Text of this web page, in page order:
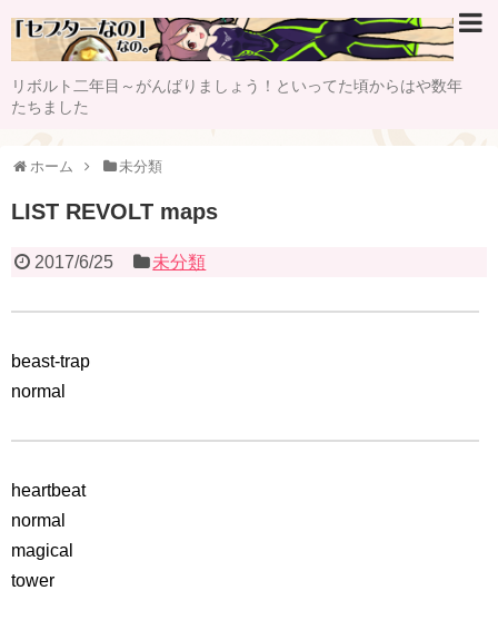
リボルト二年目～がんばりましょう！といってた頃からはや数年
たちました
ホーム 未分類
LIST REVOLT maps
2017/6/25 未分類
beast-trap
normal
heartbeat
normal
magical
tower